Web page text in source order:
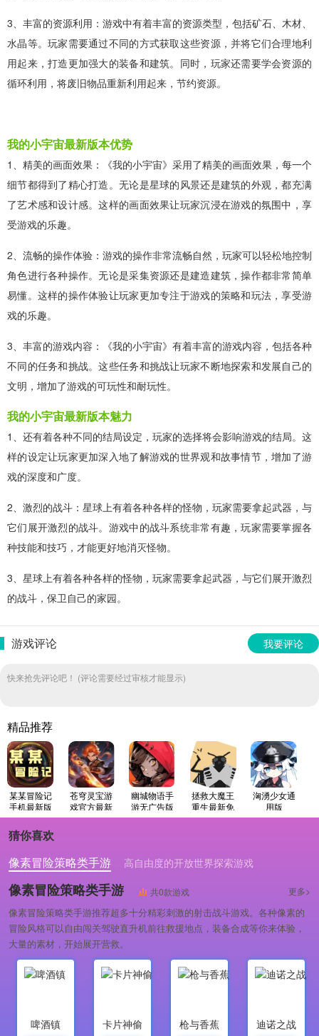
3、丰富的资源利用：游戏中有着丰富的资源类型，包括矿石、木材、
水晶等。玩家需要通过不同的方式获取这些资源，并将它们合理地利
用起来，打造更加强大的装备和建筑。同时，玩家还需要学会资源的
循环利用，将废旧物品重新利用起来，节约资源。
我的小宇宙最新版本优势
1、精美的画面效果：《我的小宇宙》采用了精美的画面效果，每一个
细节都得到了精心打造。无论是星球的风景还是建筑的外观，都充满
了艺术感和设计感。这样的画面效果让玩家沉浸在游戏的氛围中，享
受游戏的乐趣。
2、流畅的操作体验：游戏的操作非常流畅自然，玩家可以轻松地控制
角色进行各种操作。无论是采集资源还是建造建筑，操作都非常简单
易懂。这样的操作体验让玩家更加专注于游戏的策略和玩法，享受游
戏的乐趣。
3、丰富的游戏内容：《我的小宇宙》有着丰富的游戏内容，包括各种
不同的任务和挑战。这些任务和挑战让玩家不断地探索和发展自己的
文明，增加了游戏的可玩性和耐玩性。
我的小宇宙最新版本魅力
1、还有着各种不同的结局设定，玩家的选择将会影响游戏的结局。这
样的设定让玩家更加深入地了解游戏的世界观和故事情节，增加了游
戏的深度和广度。
2、激烈的战斗：星球上有着各种各样的怪物，玩家需要拿起武器，与
它们展开激烈的战斗。游戏中的战斗系统非常有趣，玩家需要掌握各
种技能和技巧，才能更好地消灭怪物。
3、星球上有着各种各样的怪物，玩家需要拿起武器，与它们展开激烈
的战斗，保卫自己的家园。
游戏评论 我要评论
快来抢先评论吧！ (评论需要经过审核才能显示)
精品推荐
某某冒险记
手机最新版
苍穹灵宝游
戏官方最新
版
幽城物语手
游无广告版
拯救大魔王
重生最新免
费版
洶湧少女通
用版
猜你喜欢
像素冒险策略类手游
高自由度的开放世界探索游戏
小清新画风的模拟经营类游戏
像素冒险策略类手游 共0款游戏 更多>
像素冒险策略类手游推荐超多十分精彩刺激的射击战斗游戏。各种像素的
冒险风格可以自由闯关驾驶直升机前往救援地点，装备合成等你来体验，
大量的素材，开始展开营救。
啤酒镇
卡片神偷
枪与香蕉
迪诺之战